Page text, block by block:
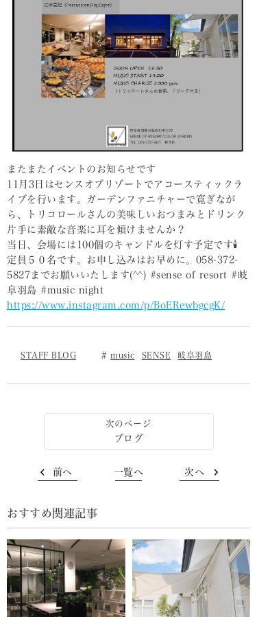
またまたイベントのお知らせです
11月3日はセンスオブリゾートでアコースティックラ
イブを行います。ガーデンファニチャーで寛ぎなが
ら、トリコロールさんの美味しいおつまみとドリンク
片手に素敵な音楽に耳を傾けませんか？
当日、会場には100個のキャンドルを灯す予定です🕯
定員５０名です。お申し込みはお早めに。058-372-
5827までお願いいたします(^^) #sense of resort #岐
阜羽島 #music night
https://www.instagram.com/p/BoERewbgcgK/
STAFF BLOG music SENSE 岐阜羽島
ブログ
前へ 一覧へ 次へ
おすすめ関連記事